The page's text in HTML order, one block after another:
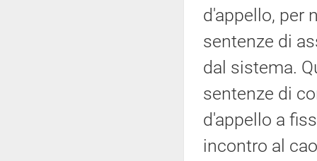
d'appello, per
sentenze di
dal sistema.
sentenze di
d'appello a
incontro al